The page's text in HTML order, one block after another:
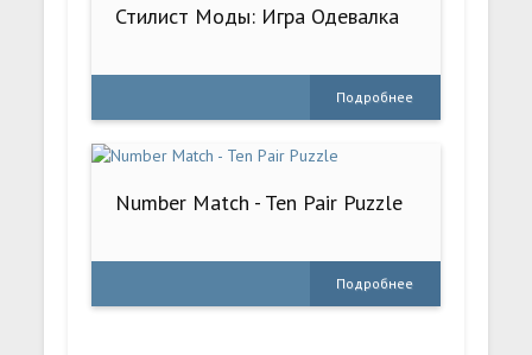
Стилист Моды: Игра Одевалка
Подробнее
Number Match - Ten Pair Puzzle
Подробнее